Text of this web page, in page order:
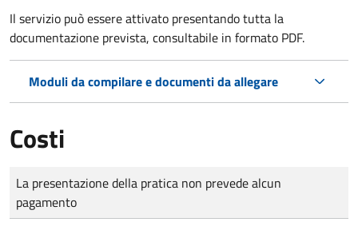
Il servizio può essere attivato presentando tutta la
documentazione prevista, consultabile in formato PDF.
Moduli da compilare e documenti da allegare
Costi
Tipo di pagamento
Importo
La presentazione della pratica non prevede alcun
pagamento